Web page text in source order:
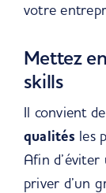
votre
Mettez
skills
Il convient de
qualités les
Afin
priver d’un